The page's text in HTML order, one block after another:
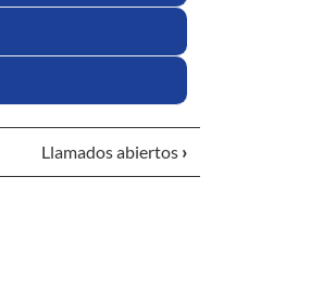
Llamados abiertos ›